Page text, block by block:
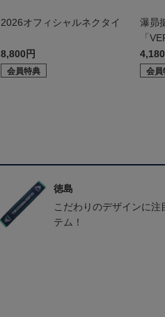
2026オフィシャルネクタイ
8,800円
会員特典
瀑昴
「
会員
徳島
こだわりのデザインに
テム！